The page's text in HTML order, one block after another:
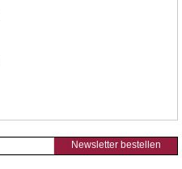
Newsletter bestellen